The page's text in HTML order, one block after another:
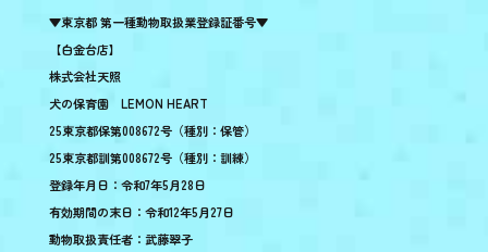
▼東京都 第一種動物取扱業登録証番号▼
【白金台店】
株式会社天照
犬の保育園 LEMON HEART
25東京都保第008672号（種別：保管）
25東京都訓第008672号（種別：訓練）
登録年月日：令和7年5月28日
有効期間の末日：令和12年5月27日
動物取扱責任者：武藤翠子